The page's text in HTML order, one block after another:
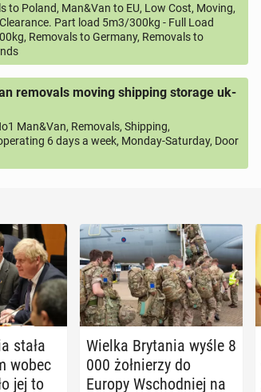
to Poland, Man&Van to EU, Low Cost, Moving,
Part load 5m3/300kg - Full Load
Removals to Germany, Removals to
removals moving shipping storage uk-
Man&Van, Removals, Shipping,
6 days a week, Monday-Saturday, Door
stała
wobec
jej to
Wielka Bry­ta­nia wyśle 8
000 żoł­nie­rzy do
Europy Wschod­niej na